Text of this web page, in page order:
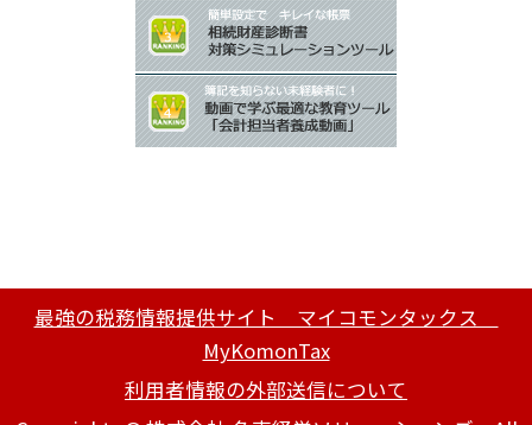
最強の税務情報提供サイト マイコモンタックス
MyKomonTax
利用者情報の外部送信について